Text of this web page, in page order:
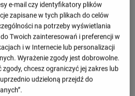
mecze
2 : 3
koniec
Chiny
3 : 2
koniec
Serbia
0 : 3 USA
e-mail czy identyfikatory plików
zapisane w tych plikach do celów
na potrzeby wyświetlania
Twoich zainteresowań i preferencji w
i w Internecie lub personalizacji
Wyrażenie zgody jest dobrowolne.
zgody, chcesz ograniczyć jej zakres lub
udzieloną przejdź do